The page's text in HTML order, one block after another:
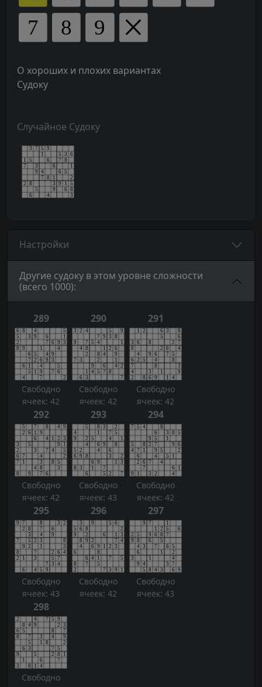
О хороших и плохих вариантах
Судоку
Случайное Судоку
Настройки
Другие судоку в этом уровне сложности
(всего 1000):
289
Свободно
ячеек: 42
290
Свободно
ячеек: 42
291
Свободно
ячеек: 42
292
Свободно
ячеек: 42
293
Свободно
ячеек: 43
294
Свободно
ячеек: 42
295
Свободно
ячеек: 43
296
Свободно
ячеек: 42
297
Свободно
ячеек: 43
298
Свободно